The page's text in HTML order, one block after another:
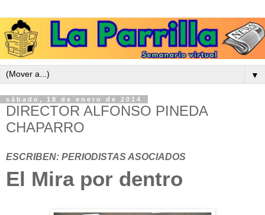
▼
sábado, 18 de enero de 2014
DIRECTOR ALFONSO PINEDA
CHAPARRO
ESCRIBEN: PERIODISTAS ASOCIADOS
El Mira por dentro